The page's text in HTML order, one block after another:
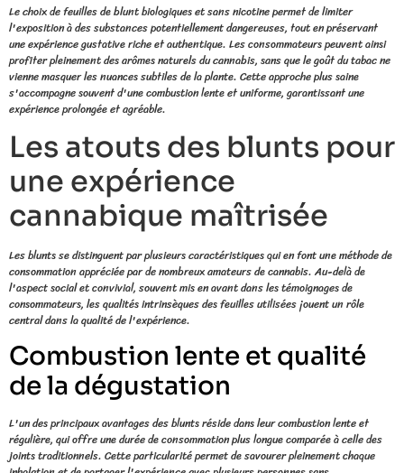
Le choix de feuilles de blunt biologiques et sans nicotine permet de limiter
l'exposition à des substances potentiellement dangereuses, tout en préservant
une expérience gustative riche et authentique. Les consommateurs peuvent ainsi
profiter pleinement des arômes naturels du cannabis, sans que le goût du tabac ne
vienne masquer les nuances subtiles de la plante. Cette approche plus saine
s'accompagne souvent d'une combustion lente et uniforme, garantissant une
expérience prolongée et agréable.
Les atouts des blunts pour
une expérience
cannabique maîtrisée
Les blunts se distinguent par plusieurs caractéristiques qui en font une méthode de
consommation appréciée par de nombreux amateurs de cannabis. Au-delà de
l'aspect social et convivial, souvent mis en avant dans les témoignages de
consommateurs, les qualités intrinsèques des feuilles utilisées jouent un rôle
central dans la qualité de l'expérience.
Combustion lente et qualité
de la dégustation
L'un des principaux avantages des blunts réside dans leur combustion lente et
régulière, qui offre une durée de consommation plus longue comparée à celle des
joints traditionnels. Cette particularité permet de savourer pleinement chaque